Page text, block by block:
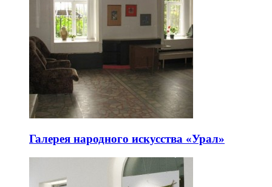
Галерея народного искусства «Урал»